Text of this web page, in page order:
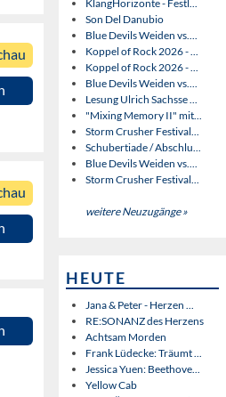
KlangHorizonte - Festl...
Son Del Danubio
Blue Devils Weiden vs....
Koppel of Rock 2026 - ...
Koppel of Rock 2026 - ...
Blue Devils Weiden vs....
Lesung Ulrich Sachsse ...
"Mixing Memory II" mit...
Storm Crusher Festival...
Schubertiade / Abschlu...
Blue Devils Weiden vs....
Storm Crusher Festival...
weitere Neuzugänge »
HEUTE
Jana & Peter - Herzen ...
RE:SONANZ des Herzens
Achtsam Morden
Frank Lüdecke: Träumt ...
Jessica Yuen: Beethove...
Yellow Cab